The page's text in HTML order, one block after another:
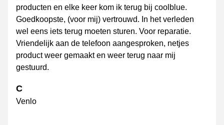
producten en elke keer kom ik terug bij coolblue.
Goedkoopste, (voor mij) vertrouwd. In het verleden
wel eens iets terug moeten sturen. Voor reparatie.
Vriendelijk aan de telefoon aangesproken, netjes
product weer gemaakt en weer terug naar mij
gestuurd.
C
Venlo